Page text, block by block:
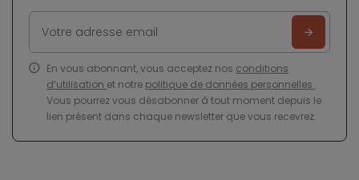
En vous abonnant, vous acceptez nos conditions
d’utilisation et notre politique de données personnelles .
Vous pourrez vous désabonner à tout moment depuis le
lien présent dans chaque newsletter que vous recevrez.